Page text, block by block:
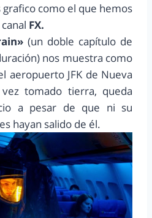
como el que hemos
FX.
(un doble capítulo de
nos muestra como
aeropuerto JFK de Nueva
tomado tierra, queda
a pesar de que ni su
hayan salido de él.